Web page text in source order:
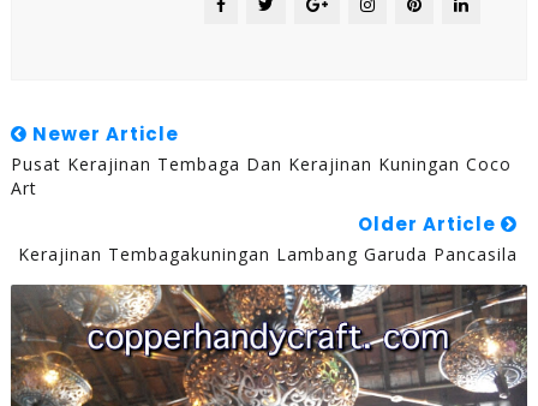
Newer Article
Pusat Kerajinan Tembaga Dan Kerajinan Kuningan Coco
Art
Older Article
Kerajinan Tembagakuningan Lambang Garuda Pancasila